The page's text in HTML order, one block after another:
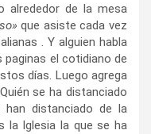
alrededor de la mesa
que asiste cada vez
. Y alguien habla
paginas el cotidiano de
días. Luego agrega
se ha distanciado
distanciado de la
la Iglesia la que se ha